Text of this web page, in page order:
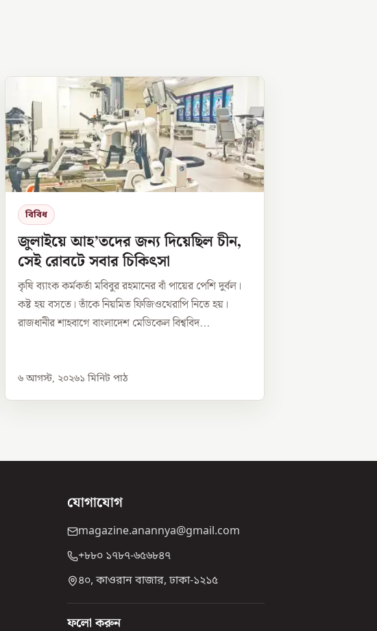
বিবিধ
জুলাইয়ে আহ’তদের জন্য দিয়েছিল চীন,
সেই রোবটে সবার চিকিৎসা
কৃষি ব্যাংক কর্মকর্তা মবিবুর রহমানের বাঁ পায়ের পেশি দুর্বল।
কষ্ট হয় বসতে। তাঁকে নিয়মিত ফিজিওথেরাপি নিতে হয়।
রাজধানীর শাহবাগে বাংলাদেশ মেডিকেল বিশ্ববিদ...
৬ আগস্ট, ২০২৬১ মিনিট পাঠ
যোগাযোগ
magazine.anannya@gmail.com
+৮৮০ ১৭৮৭-৬৫৬৮৪৭
৪০, কাওরান বাজার, ঢাকা-১২১৫
ফলো করুন